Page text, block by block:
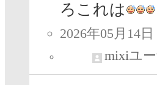
ろこれは
2026年05月14日
mixiユ